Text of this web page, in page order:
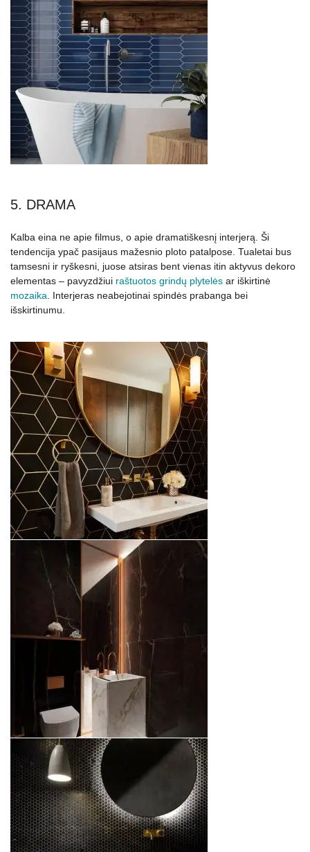
5. DRAMA
Kalba eina ne apie filmus, o apie dramatiškesnį interjerą. Ši
tendencija ypač pasijaus mažesnio ploto patalpose. Tualetai bus
tamsesni ir ryškesni, juose atsiras bent vienas itin aktyvus dekoro
elementas – pavyzdžiui raštuotos grindų plytelės ar iškirtinė
mozaika . Interjeras neabejotinai spindės prabanga bei
išskirtinumu.